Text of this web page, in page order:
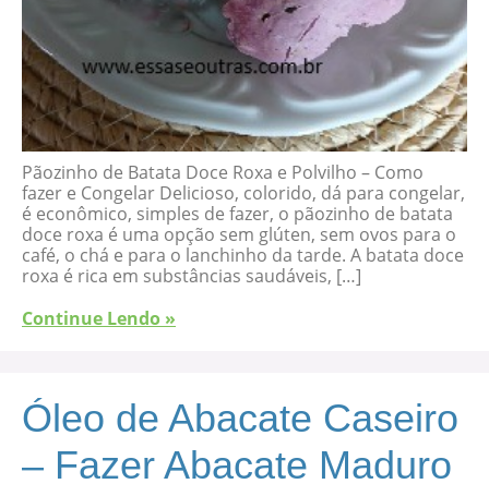
Pãozinho de Batata Doce Roxa e Polvilho – Como
fazer e Congelar Delicioso, colorido, dá para congelar,
é econômico, simples de fazer, o pãozinho de batata
doce roxa é uma opção sem glúten, sem ovos para o
café, o chá e para o lanchinho da tarde. A batata doce
roxa é rica em substâncias saudáveis, […]
Continue Lendo »
Óleo de Abacate Caseiro
– Fazer Abacate Maduro